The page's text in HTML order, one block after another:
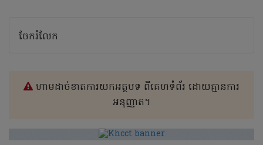
ចែករំលែក
ហាមដាច់ខាតការយកអត្ថបទ ពីគេហទំព័រ ដោយគ្មានការ
អនុញ្ញាត។